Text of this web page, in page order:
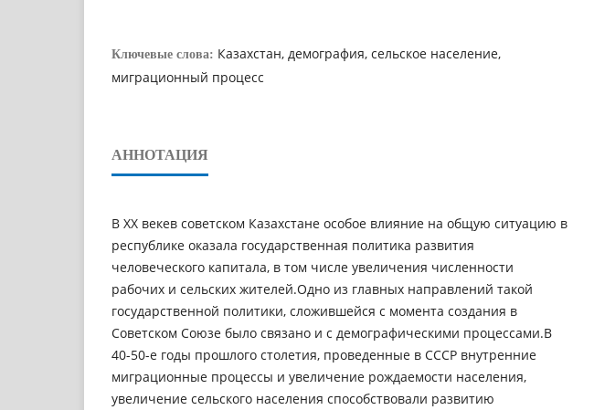
Ключевые слова: Казахстан, демография, сельское население,
миграционный процесс
АННОТАЦИЯ
В ХХ векев советском Казахстане особое влияние на общую ситуацию в
республике оказала государственная политика развития
человеческого капитала, в том числе увеличения численности
рабочих и сельских жителей.Одно из главных направлений такой
государственной политики, сложившейся с момента создания в
Советском Союзе было связано и с демографическими процессами.В
40-50-е годы прошлого столетия, проведенные в СССР внутренние
миграционные процессы и увеличение рождаемости населения,
увеличение сельского населения способствовали развитию